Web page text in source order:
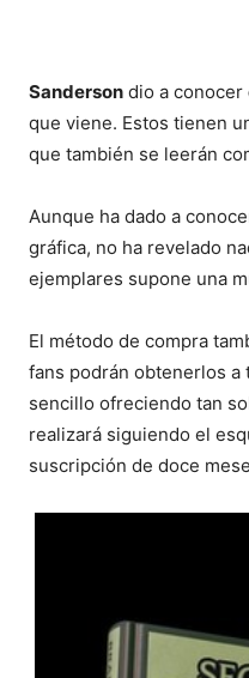
Sanderson dio a conocer
que viene. Estos tienen
que también se leerán
Aunque ha dado a
gráfica, no ha revelado
ejemplares supone una
El método de compra
fans podrán obtenerlos a
sencillo ofreciendo tan
realizará siguiendo el
suscripción de doce